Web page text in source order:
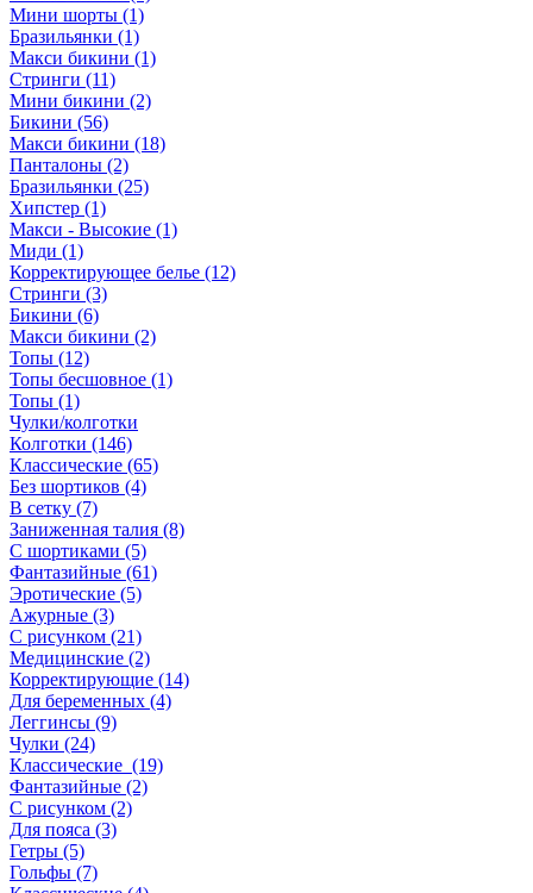
Мини шорты (1)
Бразильянки (1)
Макси бикини (1)
Стринги (11)
Мини бикини (2)
Бикини (56)
Макси бикини (18)
Панталоны (2)
Бразильянки (25)
Хипстер (1)
Макси - Высокие (1)
Миди (1)
Корректирующее белье (12)
Стринги (3)
Бикини (6)
Макси бикини (2)
Топы (12)
Топы бесшовное (1)
Топы (1)
Чулки/колготки
Колготки (146)
Классические (65)
Без шортиков (4)
В сетку (7)
Заниженная талия (8)
C шортиками (5)
Фантазийные (61)
Эротические (5)
Ажурные (3)
С рисунком (21)
Медицинские (2)
Корректирующие (14)
Для беременных (4)
Леггинсы (9)
Чулки (24)
Классические (19)
Фантазийные (2)
С рисунком (2)
Для пояса (3)
Гетры (5)
Гольфы (7)